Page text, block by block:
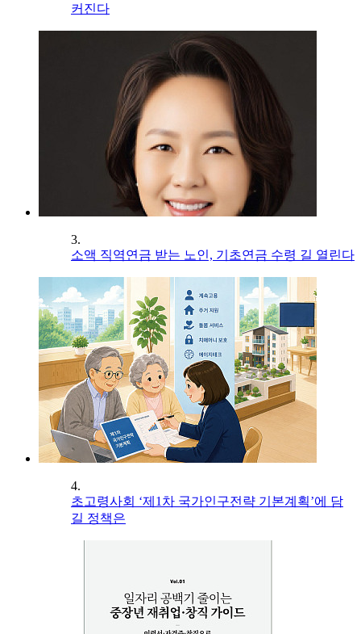
커진다
3.
소액 직역연금 받는 노인, 기초연금 수령 길 열린다
4.
초고령사회 ‘제1차 국가인구전략 기본계획’에 담
길 정책은